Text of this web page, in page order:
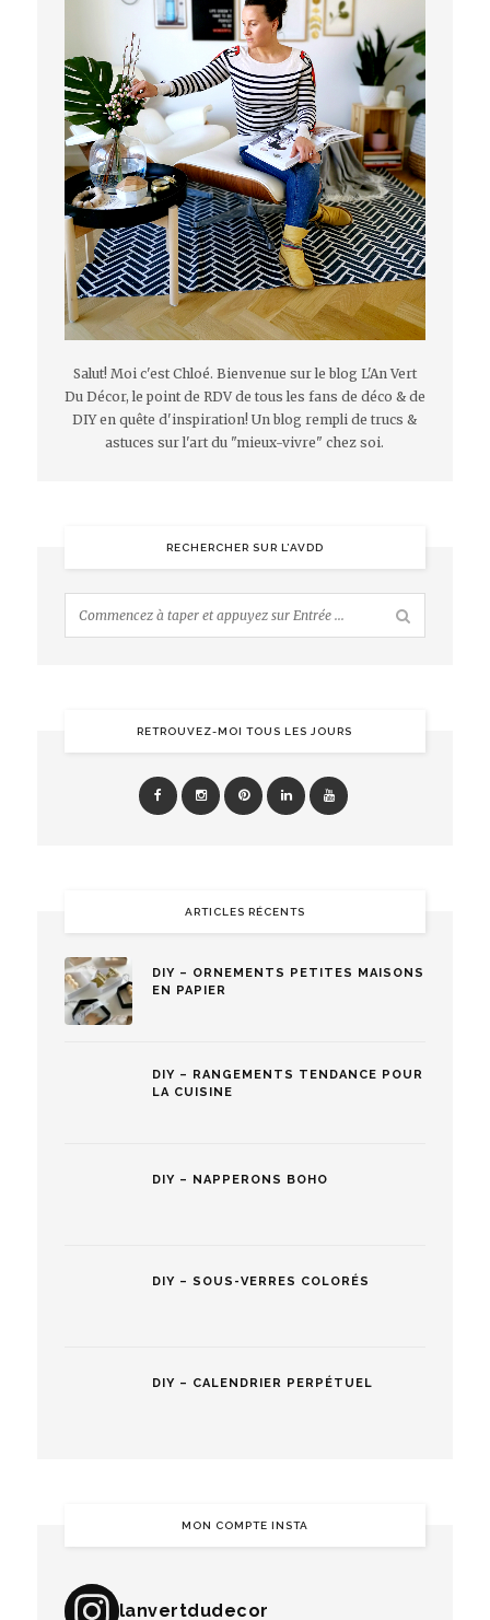
Salut! Moi c'est Chloé. Bienvenue sur le blog L'An Vert
Du Décor, le point de RDV de tous les fans de déco & de
DIY en quête d'inspiration! Un blog rempli de trucs &
astuces sur l'art du "mieux-vivre" chez soi.
RECHERCHER SUR L’AVDD
RETROUVEZ-MOI TOUS LES JOURS
ARTICLES RÉCENTS
DIY – ORNEMENTS PETITES MAISONS
EN PAPIER
DIY – RANGEMENTS TENDANCE POUR
LA CUISINE
DIY – NAPPERONS BOHO
DIY – SOUS-VERRES COLORÉS
DIY – CALENDRIER PERPÉTUEL
MON COMPTE INSTA
lanvertdudecor